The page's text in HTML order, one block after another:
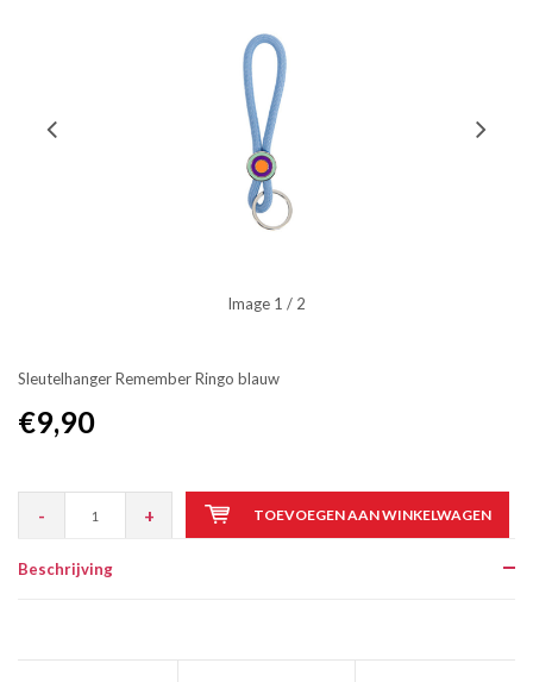
Image 1 / 2
Sleutelhanger Remember Ringo blauw
€9,90
- + TOEVOEGEN AAN WINKELWAGEN
Beschrijving